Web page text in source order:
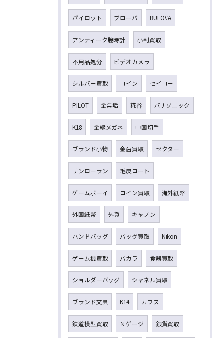
パイロット ブローバ BULOVA
アンティーク腕時計 小判買取
不用品処分 ビデオカメラ
シルバー買取 コイン セイコー
PILOT 金無垢 糀谷 パナソニック
K18 金縁メガネ 中国切手
ブランド小物 金歯買取 セクター
サンローラン 毛皮コート
ゲームボーイ コイン買取 海外紙幣
外国紙幣 外貨 キャノン
ハンドバッグ バッグ買取 Nikon
ゲーム機買取 バカラ 食器買取
ショルダーバッグ シャネル買取
ブランド文具 K14 カフス
鉄道模型買取 Ｎゲージ 銀貨買取